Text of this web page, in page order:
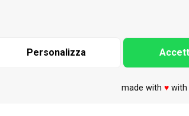
Personalizza
made with ♥with